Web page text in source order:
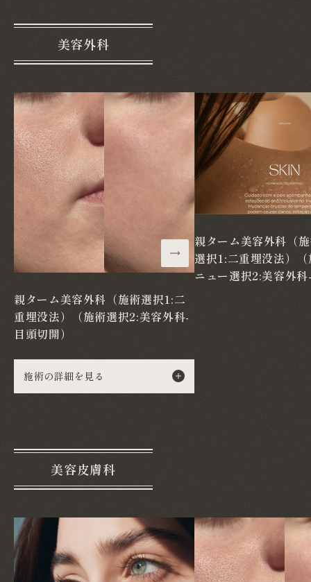
美容外科
親ターム美容外科（施術選択1:二
重埋没法）（施術選択2:美容外科-
目頭切開）
施術の詳細を見る
親ターム美容外科（
選択1:二重埋没法）
ニュー選択2:美容外
美容皮膚科